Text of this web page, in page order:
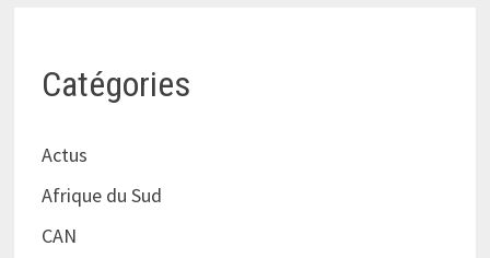
Catégories
Actus
Afrique du Sud
CAN